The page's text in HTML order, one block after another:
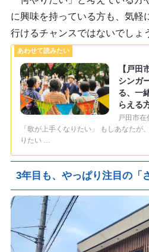
に興味を持っている方も、気軽
行けるチャンスではないでしょ
【戸田
シンガ
る、一
らえる
戸田市
「歌が上手くなりたい」 もしあなたが
りたい …
3年目も、やっぱり注目の「